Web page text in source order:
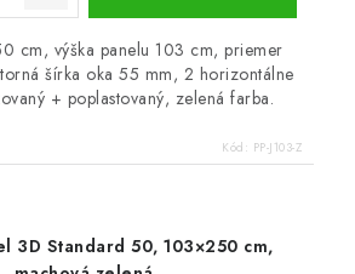
cm, výška panelu 103 cm, priemer
šírka oka 55 mm, 2 horizontálne
+ poplastovaný, zelená farba.
Kód: PP-J103-Z
3D Standard 50, 103×250 cm,